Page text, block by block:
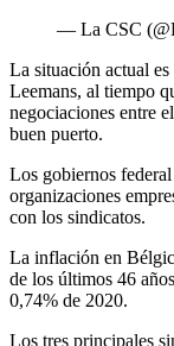
— La CSC
La situación actual
Leemans, al tiempo
negociaciones entre
buen puerto.
Los gobiernos
organizaciones
con los sindicatos.
La inflación en
de los últimos 46
0,74% de 2020.
Los tres principales